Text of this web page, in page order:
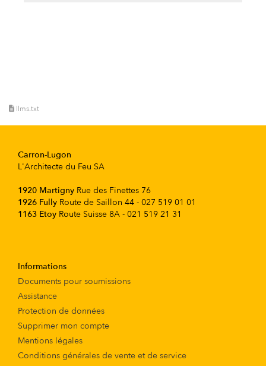
llms.txt
Carron-Lugon
L'Architecte du Feu SA
1920 Martigny Rue des Finettes 76
1926 Fully Route de Saillon 44 - 027 519 01 01
1163 Etoy Route Suisse 8A - 021 519 21 31
Informations
Documents pour soumissions
Assistance
Protection de données
Supprimer mon compte
Mentions légales
Conditions générales de vente et de service